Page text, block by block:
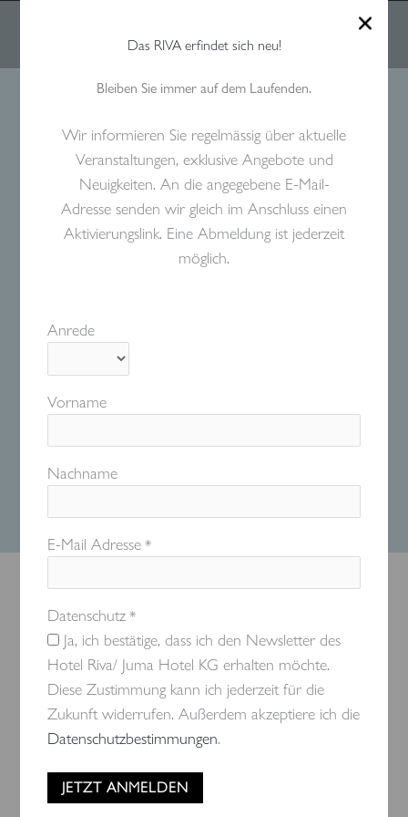
Blog
AGB
Datenschutz
Impressum
RIVA Konstanz *****S –– Seestraße 25 (Zufahrt
über Kamorstraße),
78464 Konstanz | Phone:
Das RIVA erfindet sich neu!
Bleiben Sie immer auf dem Laufenden.
Wir informieren Sie regelmässig über aktuelle
Veranstaltungen, exklusive Angebote und
Neuigkeiten. An die angegebene E-Mail-
Adresse senden wir gleich im Anschluss einen
Aktivierungslink. Eine Abmeldung ist jederzeit
möglich.
Anrede
Vorname
Nachname
E-Mail Adresse *
Datenschutz *
Ja, ich bestätige, dass ich den Newsletter des
Hotel Riva/ Juma Hotel KG erhalten möchte.
Diese Zustimmung kann ich jederzeit für die
Zukunft widerrufen. Außerdem akzeptiere ich die
Datenschutzbestimmungen.